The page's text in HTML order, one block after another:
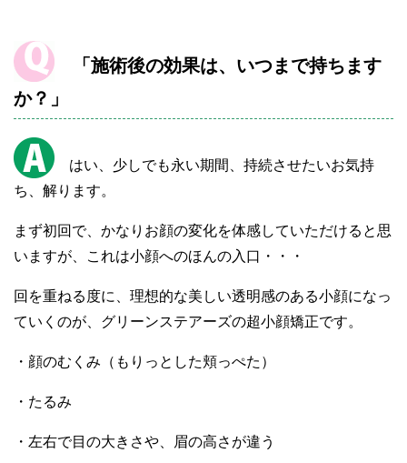
「施術後の効果は、いつまで持ちます
か？」
はい、少しでも永い期間、持続させたいお気持
ち、解ります。
まず初回で、かなりお顔の変化を体感していただけると思
いますが、これは小顔へのほんの入口・・・
回を重ねる度に、理想的な美しい透明感のある小顔になっ
ていくのが、グリーンステアーズの超小顔矯正です。
・顔のむくみ（もりっとした頬っぺた）
・たるみ
・左右で目の大きさや、眉の高さが違う